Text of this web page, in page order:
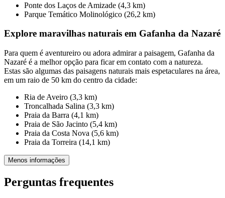
Ponte dos Laços de Amizade (4,3 km)
Parque Temático Molinológico (26,2 km)
Explore maravilhas naturais em Gafanha da Nazaré
Para quem é aventureiro ou adora admirar a paisagem, Gafanha da
Nazaré é a melhor opção para ficar em contato com a natureza.
Estas são algumas das paisagens naturais mais espetaculares na área,
em um raio de 50 km do centro da cidade:
Ria de Aveiro (3,3 km)
Troncalhada Salina (3,3 km)
Praia da Barra (4,1 km)
Praia de São Jacinto (5,4 km)
Praia da Costa Nova (5,6 km)
Praia da Torreira (14,1 km)
Menos informações
Perguntas frequentes